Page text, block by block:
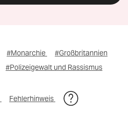
#Monarchie
#Großbritannien
#Polizeigewalt und Rassismus
Fehlerhinweis